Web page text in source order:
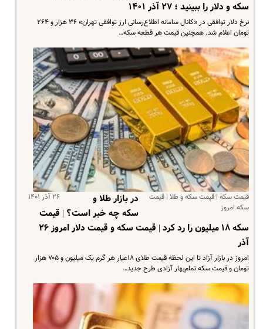
سکه و دلار را ببینید ؛ ۲۷ آذر ۱۴۰۱
نرخ دلار توافقی در «کانال سامانه اطلاع‌رسانی ارز توافقی تهران» ۳۶ هزار و ۲۶۴
تومان اعلام شد. همچنین قیمت هر قطعه سکه…
قیمت سکه | قیمت سکه و طلا | قیمت
سکه امروز
۲۶ آذر ۱۴۰۱
در بازار طلا و
سکه چه خبر است؟ | قیمت
سکه ۱۸ میلیون را رد کرد | قیمت سکه و قیمت دلار امروز ۲۶
آذر
امروز در بازار آزاد تا این لحظه قیمت طلای ۱۸عیار هر گرم یک میلیون و ۷۰۵ هزار
تومان و قیمت سکه تمام‌بهار آزادی طرح جدید…